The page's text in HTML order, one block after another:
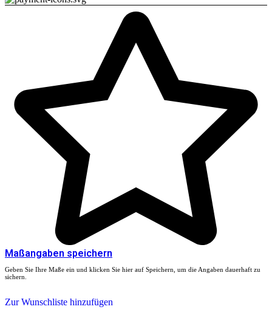
Maßangaben speichern
Geben Sie Ihre Maße ein und klicken Sie hier auf Speichern, um die Angaben dauerhaft zu
sichern.
Zur Wunschliste hinzufügen